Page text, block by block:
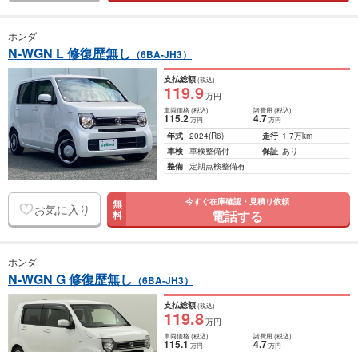
ホンダ
N-WGN L 修復歴無し （6BA-JH3）
支払総額(税込)
119.9万円
車両価格(税込)
115.2万円
諸費用 (税込)
4.7 万円
年式 2024(R6) 走行 1.7万km
車検 車検整備付 保証 あり
整備 定期点検整備有
お気に入り 無
料
今すぐ在庫確認・見積り依頼
電話する
ホンダ
N-WGN G 修復歴無し （6BA-JH3）
支払総額(税込)
119.8万円
車両価格(税込)
115.1万円
諸費用 (税込)
4.7 万円